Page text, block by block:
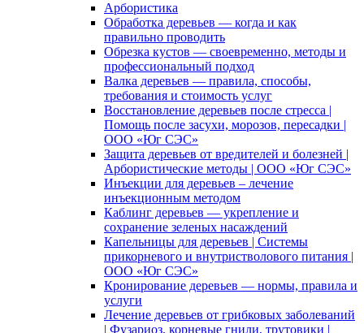
Арбористика
Обработка деревьев — когда и как
правильно проводить
Обрезка кустов — своевременно, методы и
профессиональный подход
Валка деревьев — правила, способы,
требования и стоимость услуг
Восстановление деревьев после стресса |
Помощь после засухи, морозов, пересадки |
ООО «Юг СЭС»
Защита деревьев от вредителей и болезней |
Арбористические методы | ООО «Юг СЭС»
Инъекции для деревьев – лечение
инъекционным методом
Каблинг деревьев — укрепление и
сохранение зеленых насаждений
Капельницы для деревьев | Системы
прикорневого и внутристволового питания |
ООО «Юг СЭС»
Кронирование деревьев — нормы, правила и
услуги
Лечение деревьев от грибковых заболеваний
| Фузариоз, корневые гнили, трутовики |